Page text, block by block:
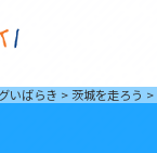
いばらき > 茨城を走ろう >